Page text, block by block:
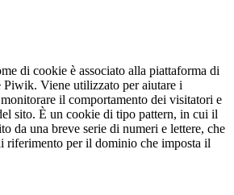
di cookie è associato alla piattaforma di
Piwik. Viene utilizzato per aiutare i
il comportamento dei visitatori e
sito. È un cookie di tipo pattern, in cui il
da una breve serie di numeri e lettere, che
riferimento per il dominio che imposta il